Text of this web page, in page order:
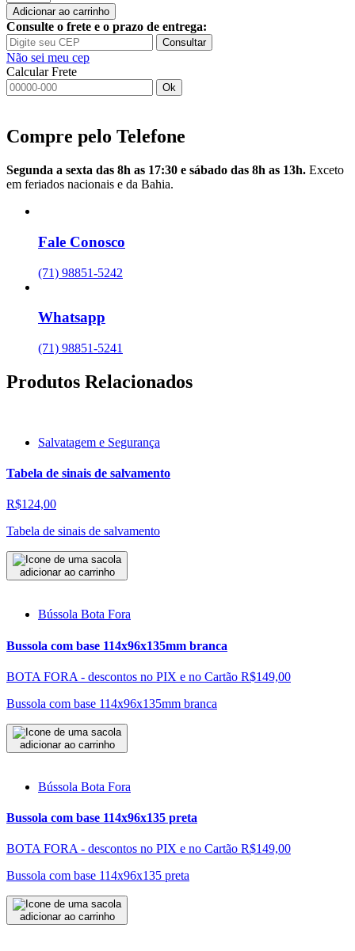
do
Brasil
022x33cm
BANDEMAR
quantidade
Adicionar ao carrinho
Consulte o frete e o prazo de entrega:
Consultar
Não sei meu cep
Calcular Frete
Ok
Compre pelo Telefone
Segunda a sexta das 8h as 17:30 e sábado das 8h as 13h. Exceto
em feriados nacionais e da Bahia.
Fale Conosco
(71) 98851-5242
Whatsapp
(71) 98851-5241
Produtos Relacionados
Salvatagem e Segurança
Tabela de sinais de salvamento
R$124,00
Tabela de sinais de salvamento
adicionar ao carrinho
Bússola Bota Fora
Bussola com base 114x96x135mm branca
BOTA FORA - descontos no PIX e no Cartão R$149,00
Bussola com base 114x96x135mm branca
adicionar ao carrinho
Bússola Bota Fora
Bussola com base 114x96x135 preta
BOTA FORA - descontos no PIX e no Cartão R$149,00
Bussola com base 114x96x135 preta
adicionar ao carrinho